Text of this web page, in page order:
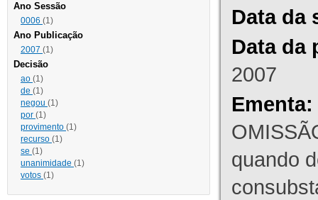
Ano Sessão
0006 (1)
Ano Publicação
2007 (1)
Decisão
ao (1)
de (1)
negou (1)
por (1)
provimento (1)
recurso (1)
se (1)
unanimidade (1)
votos (1)
Data da
Data da
2007
Ementa:
quando